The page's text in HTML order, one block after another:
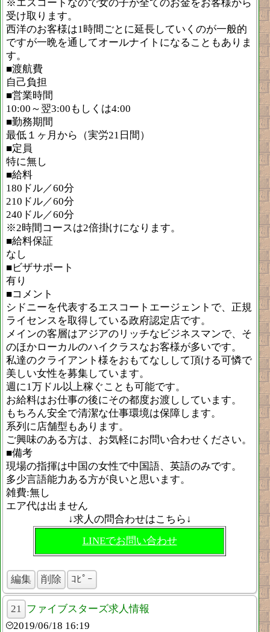
※エスコートなので女の子が全てのお金をお客様から
受け取ります。
西洋のお客様は1時間ごとに延長していくのが一般的
ですが一晩を通してオールナイトになることもありま
す。
■渡航費
自己負担
■営業時間
10:00～翌3:00もしくは4:00
■勤務期間
最低１ヶ月から（実労21日間）
■定員
特に無し
■給料
180ドル／60分
210ドル／60分
240ドル／60分
※2時間コースは2倍掛けになります。
■給料保証
なし
■ビザサポート
有り
■コメント
シドニーを代表するエスコートエージェントで、正規
ライセンスを取得している政府認定店です。
メインの客層はアジアのリッチなビジネスマンで、そ
のほかローカルのハイクラスなお客様が多いです。
私達のクライアント様をおもてなしして頂ける可憐で
美しい女性を募集しています。
週に1万ドル以上稼ぐことも可能です。
お給料はお仕事の後にその都度お渡ししています。
もちろん安全で清潔な仕事環境は保障します。
系列に店舗型もあります。
ご興味のある方は、お気軽にお問い合わせください。
■備考
現場の指揮は中国の女性で中国語、英語のみです。
多少言語能力ある方が良いと思います。
雑費:無し
エア代は出ません
↓求人の問合わせはこちら↓
LINEでお問い合わせ
編集 削除 ｺﾋﾟｰ
21 ファイブスターズ求人情報
2019/06/18 16:19